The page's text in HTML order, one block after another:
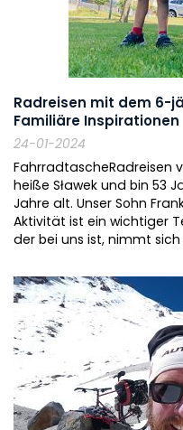
Radreisen mit dem 6-
Familiäre Inspirationen
24-01-2024
FahrradtascheRadreisen
heiße Sławek und bin 53
Jahre alt. Unser Sohn
Aktivität ist ein wichtiger
der bei uns ist, nimmt sich